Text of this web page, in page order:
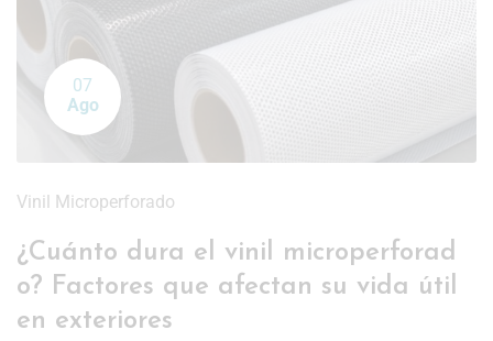
07
Ago
Vinil Microperforado
¿Cuánto dura el vinil microperforad
o? Factores que afectan su vida útil
en exteriores